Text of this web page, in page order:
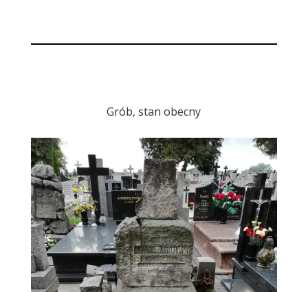
Grób, stan obecny